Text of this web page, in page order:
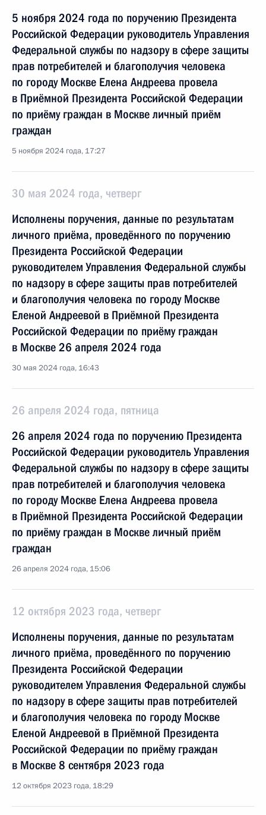
5 ноября 2024 года по поручению Президента
Российской Федерации руководитель Управления
Федеральной службы по надзору в сфере защиты
прав потребителей и благополучия человека
по городу Москве Елена Андреева провела
в Приёмной Президента Российской Федерации
по приёму граждан в Москве личный приём
граждан
5 ноября 2024 года, 17:27
30 мая 2024 года, четверг
Исполнены поручения, данные по результатам
личного приёма, проведённого по поручению
Президента Российской Федерации
руководителем Управления Федеральной службы
по надзору в сфере защиты прав потребителей
и благополучия человека по городу Москве
Еленой Андреевой в Приёмной Президента
Российской Федерации по приёму граждан
в Москве 26 апреля 2024 года
30 мая 2024 года, 16:43
26 апреля 2024 года, пятница
26 апреля 2024 года по поручению Президента
Российской Федерации руководитель Управления
Федеральной службы по надзору в сфере защиты
прав потребителей и благополучия человека
по городу Москве Елена Андреева провела
в Приёмной Президента Российской Федерации
по приёму граждан в Москве личный приём
граждан
26 апреля 2024 года, 15:06
12 октября 2023 года, четверг
Исполнены поручения, данные по результатам
личного приёма, проведённого по поручению
Президента Российской Федерации
руководителем Управления Федеральной службы
по надзору в сфере защиты прав потребителей
и благополучия человека по городу Москве
Еленой Андреевой в Приёмной Президента
Российской Федерации по приёму граждан
в Москве 8 сентября 2023 года
12 октября 2023 года, 18:29